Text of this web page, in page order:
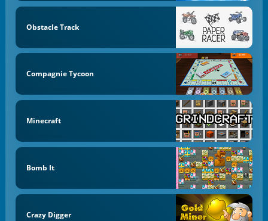
Obstacle Track
Compagnie Tycoon
Minecraft
Bomb It
Crazy Digger